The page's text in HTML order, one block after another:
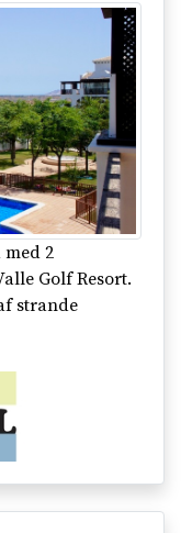
2
Golf Resort.
strande